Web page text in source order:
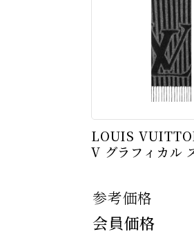
LOUIS
V グラフィカル
参考価格
会員価格